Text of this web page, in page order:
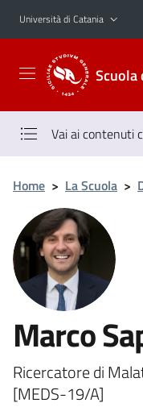
Vai al contenuto principale
Vai al menu di navigazione
Università di Catania
Scuola
Vai ai contenuti
Home > La Scuola >
Marco
Ricercatore di
[MEDS-19/A]